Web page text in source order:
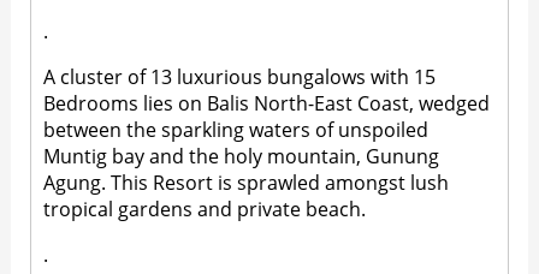
.
A cluster of 13 luxurious bungalows with 15
Bedrooms lies on Balis North-East Coast, wedged
between the sparkling waters of unspoiled
Muntig bay and the holy mountain, Gunung
Agung. This Resort is sprawled amongst lush
tropical gardens and private beach.
.